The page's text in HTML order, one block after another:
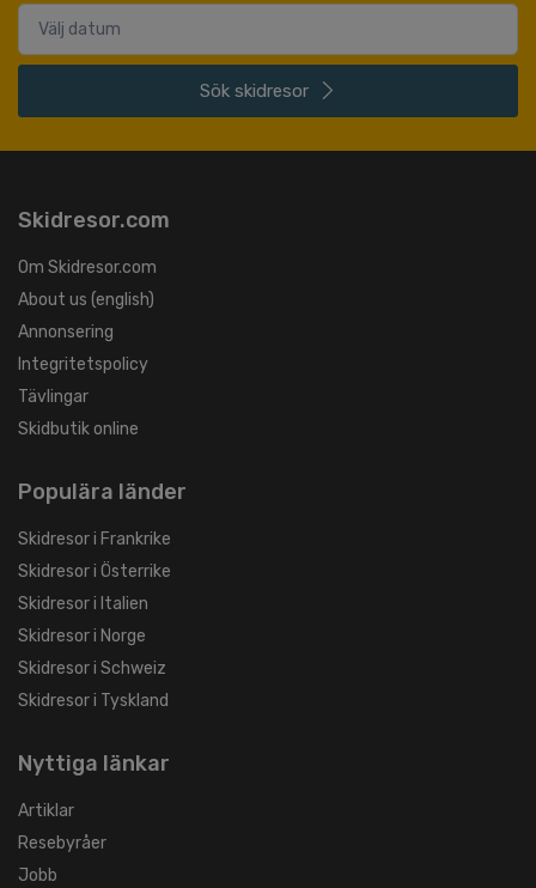
Sök skidresor
Skidresor.com
Om Skidresor.com
About us (english)
Annonsering
Integritetspolicy
Tävlingar
Skidbutik online
Populära länder
Skidresor i Frankrike
Skidresor i Österrike
Skidresor i Italien
Skidresor i Norge
Skidresor i Schweiz
Skidresor i Tyskland
Nyttiga länkar
Artiklar
Resebyråer
Jobb